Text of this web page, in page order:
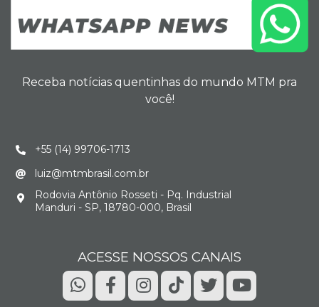
Receba notícias quentinhas do mundo MTM pra
você!
+55 (14) 99706-1713
luiz@mtmbrasil.com.br
Rodovia Antônio Rosseti - Pq. Industrial
Manduri - SP, 18780-000, Brasil
ACESSE NOSSOS CANAIS